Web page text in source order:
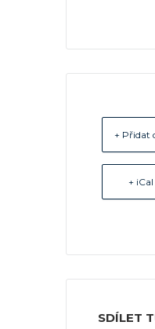
+ Přidat
+
SDÍLET